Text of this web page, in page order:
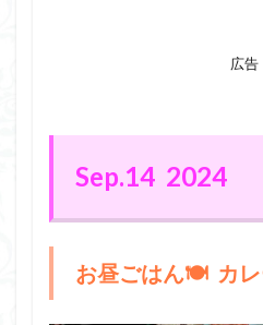
広告
Sep.14 2024
お昼ごはん🍽️ カレ